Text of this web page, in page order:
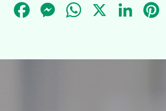
FACEBOOKMESSENGER
WHATSAPP